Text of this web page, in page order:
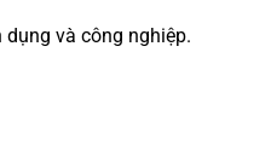
và công nghiệp.